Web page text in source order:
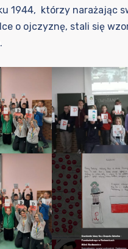
1944, którzy narażając
o ojczyznę, stali się